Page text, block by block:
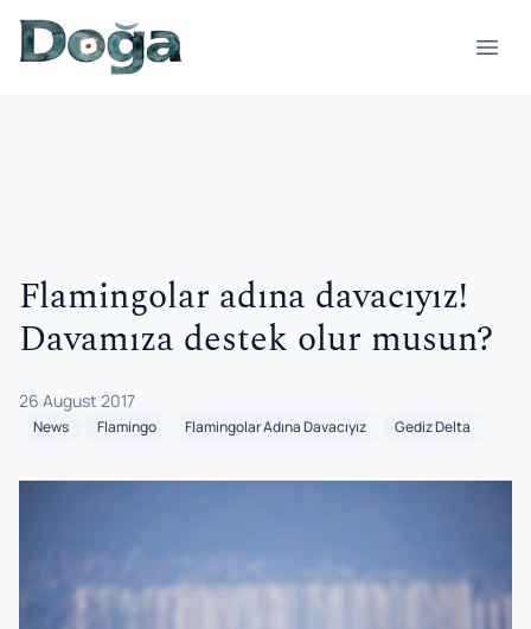
Skip to content
Flamingolar adına davacıyız!
Davamıza destek olur musun?
26 August 2017
News Flamingo Flamingolar Adına Davacıyız Gediz Delta